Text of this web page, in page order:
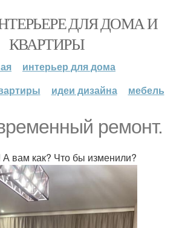
ДЛЯ ДОМА И
КВАРТИРЫ
интерьер для дома
идеи дизайна мебель
ремонт.
вам как? Что бы изменили?